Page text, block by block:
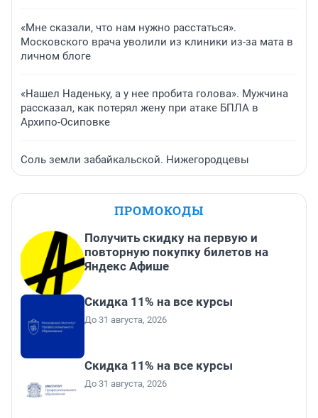
«Мне сказали, что нам нужно расстаться».
Московского врача уволили из клиники из-за мата в
личном блоге
«Нашел Наденьку, а у нее пробита голова». Мужчина
рассказал, как потерял жену при атаке БПЛА в
Архипо-Осиповке
Соль земли забайкальской. Нижегородцевы
ПРОМОКОДЫ
Получить скидку на первую и
повторную покупку билетов на
Яндекс Афише
Скидка 11% на все курсы
До 31 августа, 2026
Скидка 11% на все курсы
До 31 августа, 2026